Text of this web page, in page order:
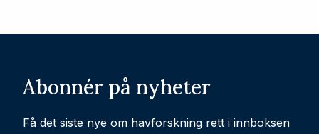
Abonnér på nyheter
Få det siste nye om havforskning rett i innboksen